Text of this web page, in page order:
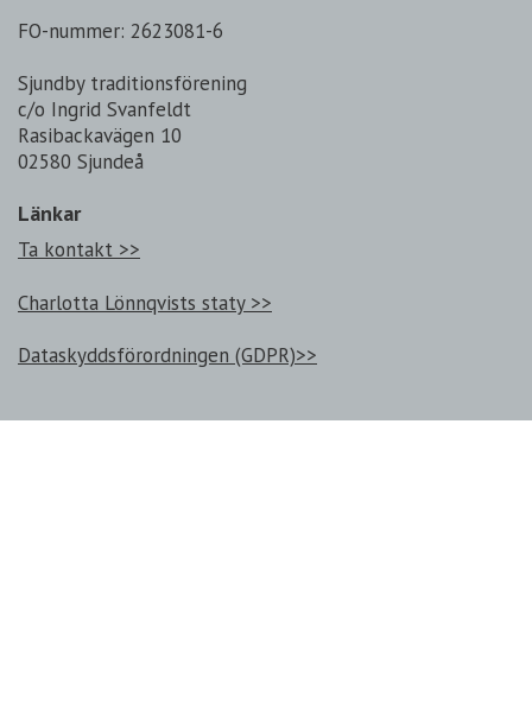
FO-nummer: 2623081-6
Sjundby traditionsförening
c/o Ingrid Svanfeldt
Rasibackavägen 10
02580 Sjundeå
Länkar
Ta kontakt >>
Charlotta Lönnqvists staty >>
Dataskyddsförordningen (GDPR)>>